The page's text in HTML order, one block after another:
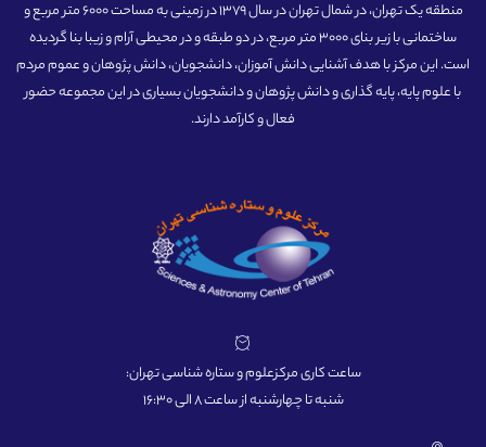
منطقه یک تهران، در شمال تهران در سال 1379 در زمینی به مساحت 6000 متر مربع و
ساختمانی با زیر بنای 3000 متر مربع، در دو طبقه و در محیطی آرام و زیبا بنا گردیده
است. این مرکز با هدف آشنایی دانش آموزان، دانشجویان، دانش پژوهان و عموم مردم
با علوم پایه، پایه گذاری و دانش پژوهان و دانشجویان بسیاری در این مجموعه حضور
فعال و کارآمد دارند.
ساعت کاری مرکزعلوم و ستاره شناسی تهران:
شنبه تا چهارشنبه از ساعت 8 الی 16:30